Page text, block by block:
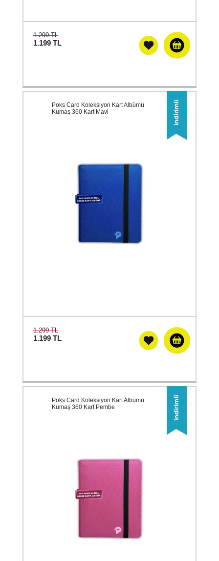
1.299 TL
1.199 TL
Poks Card Koleksiyon Kart Albümü
Kumaş 360 Kart Mavi
1.299 TL
1.199 TL
Poks Card Koleksiyon Kart Albümü
Kumaş 360 Kart Pembe